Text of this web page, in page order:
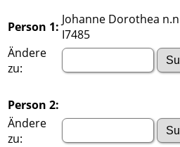
Person 1: Johanne Dorothea
I7485
Ändere
zu:
Person 2:
Ändere
zu: